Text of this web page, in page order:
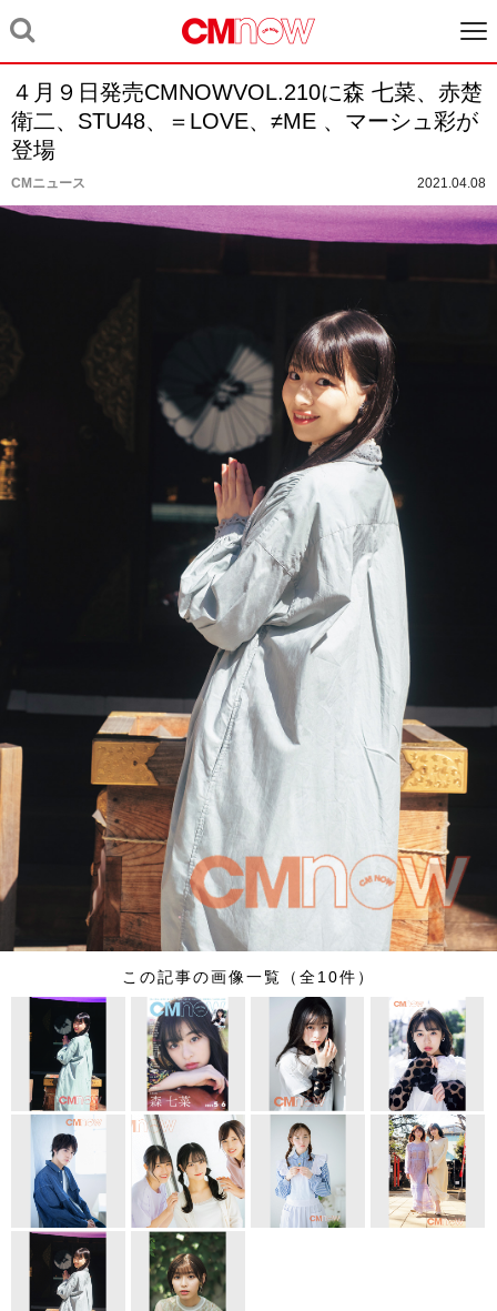
４月９日発売CMNOWVOL.210に森 七菜、赤楚
衛二、STU48、＝LOVE、≠ME 、マーシュ彩が
登場
CMニュース 2021.04.08
この記事の画像一覧（全10件）